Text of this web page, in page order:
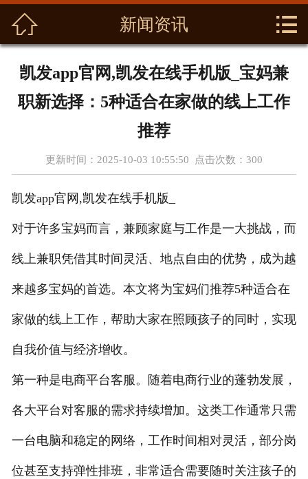
产品展示
养生功效
基地展示
 新闻资讯 
凯发app官网,凯发在线手机版_宝妈兼
职新选择：5种适合在家做的线上工作
推荐
更新时间：2025-10-03 10:55:50 点击次数： 300
凯发app官网,凯发在线手机版_
对于许多宝妈而言，兼顾家庭与工作是一大挑战，而
线上兼职凭借其时间灵活、地点自由的优势，成为越
来越多宝妈的首选。本文将为宝妈们推荐5种适合在
家做的线上工作，帮助大家在照顾孩子的同时，实现
自我价值与经济增收。
第一种是电商平台客服。随着电商行业的蓬勃发展，
各大平台对客服的需求持续增加。这类工作通常只需
一台电脑和稳定的网络，工作时间相对灵活，部分岗
位甚至支持弹性排班，非常适合需要随时关注孩子的